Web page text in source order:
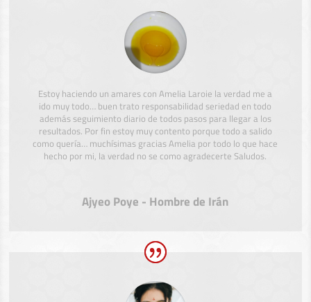
Estoy haciendo un amares con Amelia Laroie la verdad me a
ido muy todo… buen trato responsabilidad seriedad en todo
además seguimiento diario de todos pasos para llegar a los
resultados. Por fin estoy muy contento porque todo a salido
como quería… muchísimas gracias Amelia por todo lo que hace
hecho por mi, la verdad no se como agradecerte Saludos.
Ajyeo Poye - Hombre de Irán